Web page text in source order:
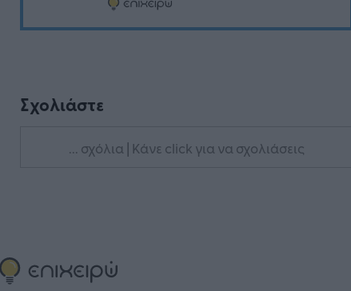
Σχολιάστε
... σχόλια | Κάνε click για να σχολιάσεις